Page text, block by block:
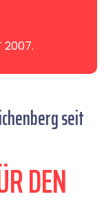
2007.
seit
DEN